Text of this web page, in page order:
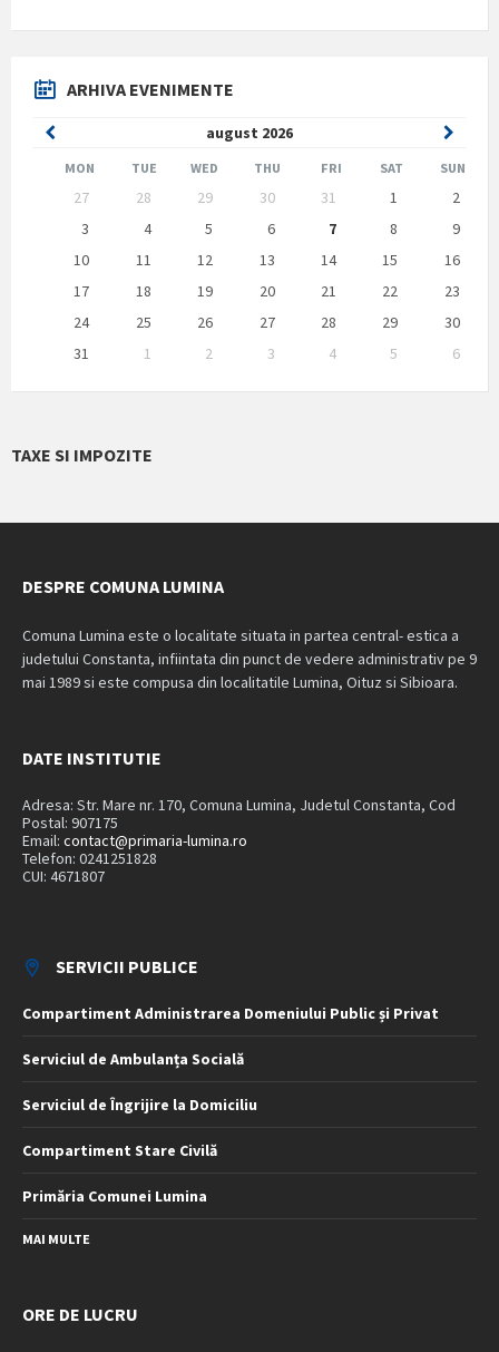
ARHIVA EVENIMENTE
august 2026
Previous
Month
Month
MON TUE WED THU FRI SAT SUN
calendar
27 28 29 30 31 1
2
3
4 5 6 7 8
9
10
11 12 13 14 15
16
17
18 19 20 21 22
23
24
25 26 27 28 29
30
31
1 2 3 4 5
6
to
TAXE SI IMPOZITE
DESPRE COMUNA LUMINA
Comuna Lumina este o localitate situata in partea central- estica a
judetului Constanta, infiintata din punct de vedere administrativ pe 9
mai 1989 si este compusa din localitatile Lumina, Oituz si Sibioara.
DATE INSTITUTIE
Adresa: Str. Mare nr. 170, Comuna Lumina, Judetul Constanta, Cod
Postal: 907175
Email: contact@primaria-lumina.ro
Telefon: 0241251828
CUI: 4671807
SERVICII PUBLICE
Compartiment Administrarea Domeniului Public și Privat
Serviciul de Ambulanța Socială
Serviciul de Îngrijire la Domiciliu
Compartiment Stare Civilă
Primăria Comunei Lumina
MAI MULTE
ORE DE LUCRU